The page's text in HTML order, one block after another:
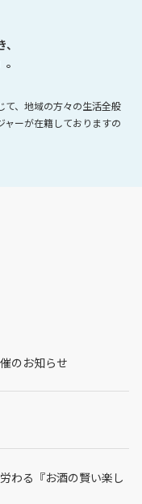
て、地域の方々の生活全般
ャーが在籍しておりますの
のお知らせ
わる『お酒の賢い楽し